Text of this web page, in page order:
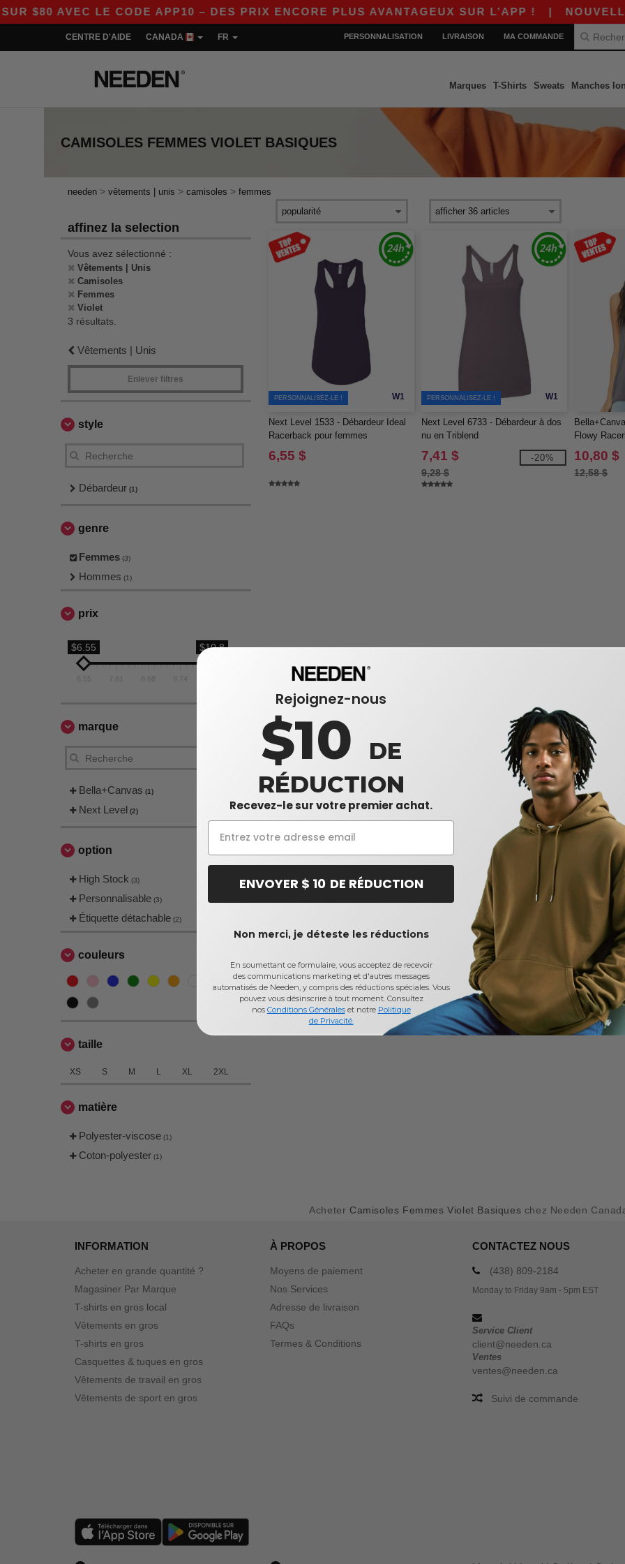
AVEC LE CODE APP10 – DES PRIX ENCORE PLUS AVANTAGEUX SUR L’APP !| NOUVELLE
CENTRE D'AIDE CANADA FR PERSONNALISATION LIVRAISON MA COMMANDE
Marques T-Shirts Sweats Manches
CAMISOLES FEMMES VIOLET BASIQUES
needen > vêtements | unis > camisoles > femmes
affinez la selection
Vous avez sélectionné :
Vêtements | Unis
Camisoles
Femmes
Violet
3 résultats.
Vêtements | Unis
Enlever filtres
style
Débardeur (1)
genre
Femmes (3)
Hommes (1)
prix
$6.55 $10.8
6.55 9.74
marque
Bella+Canvas (1)
Next Level (2)
option
High Stock (3)
Personnalisable (3)
Étiquette détachable (2)
couleurs
taille
XS S M L XL 2XL
matière
Polyester-viscose (1)
Coton-polyester (1)
W1
PERSONNALISEZ-LE !
Next Level 1533 - Débardeur Ideal
Racerback pour femmes
6,55 $
W1
PERSONNALISEZ-LE !
Next Level 6733 - Débardeur à dos
nu en Triblend
7,41 $
9,28 $
-20%
Flowy
10,80 $
12,58 $
Acheter Camisoles Femmes Violet Basiques chez Needen
INFORMATION
Acheter en grande quantité ?
Magasiner Par Marque
T-shirts en gros local
Vêtements en gros
T-shirts en gros
Casquettes & tuques en gros
Vêtements de travail en gros
Vêtements de sport en gros
À PROPOS
Moyens de paiement
Nos Services
Adresse de livraison
FAQs
Termes & Conditions
CONTACTEZ NOUS
(438) 809-2184
Monday to Friday 9am - 5pm EST
Service Client
client@needen.ca
Ventes
ventes@needen.ca
Suivi de commande
Rejoignez-nous
$10 DE
RÉDUCTION
Recevez-le sur votre premier achat.
ENVOYER $ 10 DE RÉDUCTION
Non merci, je déteste les réductions
En soumettant ce formulaire, vous acceptez de recevoir
des communications marketing et d'autres messages
automatisés de Needen, y compris des réductions spéciales. Vous
pouvez vous désinscrire à tout moment. Consultez
nos Conditions Généraleset notre Politique
de Privacité.